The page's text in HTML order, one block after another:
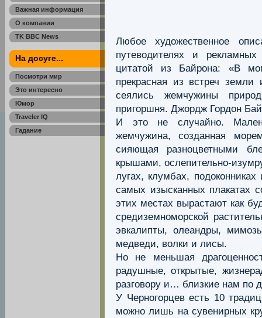
Важная информация
О компании
TK BBC News
На досуге...
Посмотри мир
Это интересно
Юмор
Traveler IQ
Гадание
Любое художественное
путеводителях и
цитатой из Байрона: «В
прекрасная из встреч
сеялись жемчужины
пригоршня. Джордж Гордон
И это не случайно.
жемчужина, созданная
сияющая разноцветными
крышами, ослепительно-
лугах, клумбах,
самых изысканных плакатах
этих местах вырастают как
средиземноморской
эвкалипты, олеандры,
медведи, волки и лисы.
Но не меньшая
радушные, открытые,
разговору и… близкие нам по
У Черногорцев есть 10
можно лишь на сувенирных